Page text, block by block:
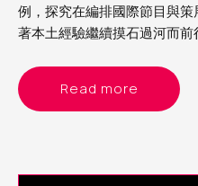
例，探究在編排國際節目與
著本土經驗繼續摸石過河而前
Read more